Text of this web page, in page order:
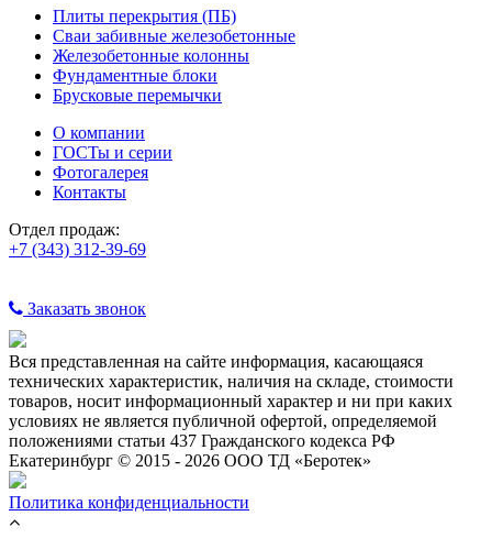
Плиты перекрытия (ПБ)
Сваи забивные железобетонные
Железобетонные колонны
Фундаментные блоки
Брусковые перемычки
О компании
ГОСТы и серии
Фотогалерея
Контакты
Отдел продаж:
+7 (343) 312-39-69
Заказать звонок
Вся представленная на сайте информация, касающаяся
технических характеристик, наличия на складе, стоимости
товаров, носит информационный характер и ни при каких
условиях не является публичной офертой, определяемой
положениями статьи 437 Гражданского кодекса РФ
Екатеринбург © 2015 - 2026 ООО ТД «Беротек»
Политика конфиденциальности